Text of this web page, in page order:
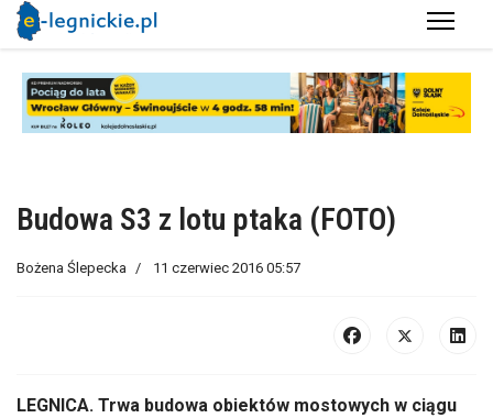
Budowa S3 z lotu ptaka (FOTO)
Bożena Ślepecka 11 czerwiec 2016 05:57
LEGNICA. Trwa budowa obiektów mostowych w ciągu